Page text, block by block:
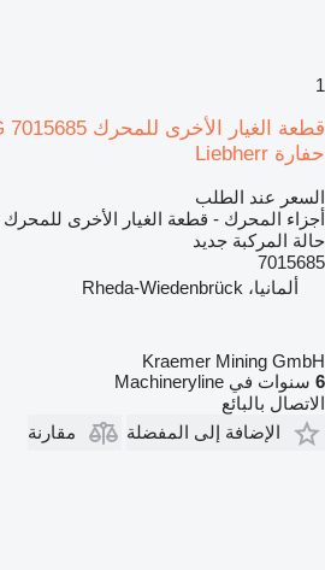
1
حفارة Liebherr
السعر عند الطلب
أجزاء المحرك - قطعة الغيار الأخرى للمحرك
حالة المركبة جديد
7015685
ألمانيا، Rheda-Wiedenbrück
Kraemer Mining GmbH
6 سنوات في Machineryline
الاتصال بالبائع
الإضافة إلى المفضلة
مقارنة